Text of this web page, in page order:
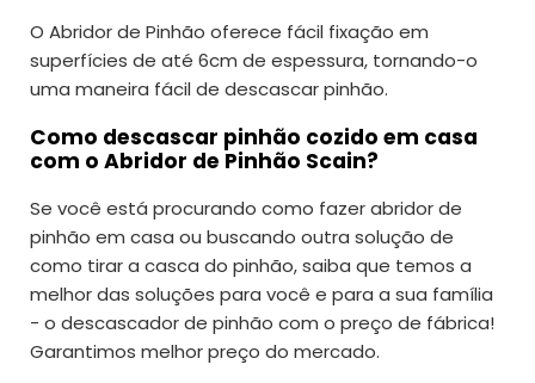
O Abridor de Pinhão oferece fácil fixação em
superfícies de até 6cm de espessura, tornando-o
uma maneira fácil de descascar pinhão.
Como descascar pinhão cozido em casa
com o Abridor de Pinhão Scain?
Se você está procurando como fazer abridor de
pinhão em casa ou buscando outra solução de
como tirar a casca do pinhão, saiba que temos a
melhor das soluções para você e para a sua família
- o descascador de pinhão com o preço de fábrica!
Garantimos melhor preço do mercado.